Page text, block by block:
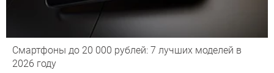
Смартфоны до 20 000 рублей: 7 лучших моделей в
2026 году